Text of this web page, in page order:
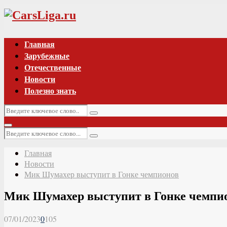
Vk
Главная
Зарубежные
Отечественные
Новости
Полезно знать
Искать:
Поиск
Основное
меню
Искать:
Поиск
Главная
Новости
Мик Шумахер выступит в Гонке чемпионов
Мик Шумахер выступит в Гонке
07/01/20230105